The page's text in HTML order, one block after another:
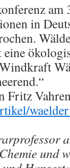
am
in
und